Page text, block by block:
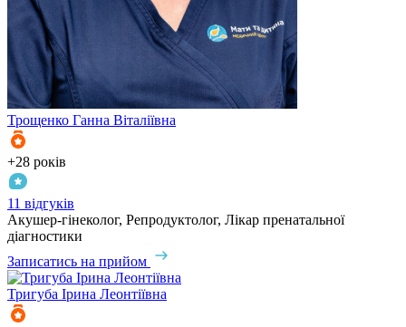
Трощенко Ганна Віталіївна
+28 років
11 відгуків
Акушер-гінеколог, Репродуктолог, Лікар пренатальної
діагностики
Записатись на прийом
Тригуба Ірина Леонтіївна